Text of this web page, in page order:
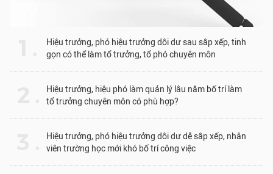
Hiệu trưởng, phó hiệu trưởng dôi dư sau sắp xếp, tinh
gọn có thể làm tổ trưởng, tổ phó chuyên môn
Hiệu trưởng, hiệu phó làm quản lý lâu năm bố trí làm
tổ trưởng chuyên môn có phù hợp?
Hiệu trưởng, phó hiệu trưởng dôi dư dễ sắp xếp, nhân
viên trường học mới khó bố trí công việc